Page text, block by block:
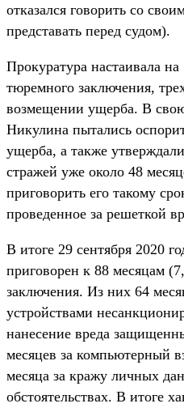
отказался говорить со
представать перед судом).
Прокуратура настаивала
тюремного заключения,
возмещении ущерба. В
Никулина пытались
ущерба, а также
стражей уже около 48
приговорить его такому
проведенное за решеткой
В итоге 29 сентября 2020
приговорен к 88 месяцам
заключения. Из них 64
устройствами
нанесение вреда
месяцев за компьютерный
месяца за кражу личных
обстоятельствах. В итоге